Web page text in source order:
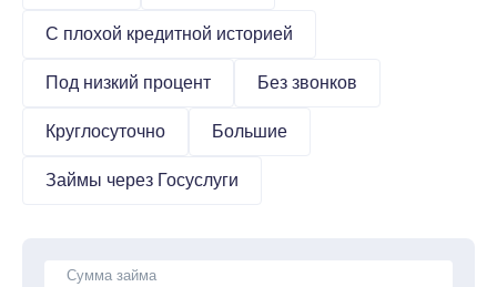
С плохой кредитной историей
Под низкий процент Без звонков
Круглосуточно Большие
Займы через Госуслуги
Сумма займа